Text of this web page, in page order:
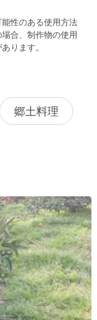
性のある使用方法
合、制作物の使用
ります。
郷土料理